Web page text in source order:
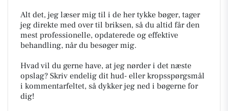
Alt det, jeg læser mig til i de her tykke bøger, tager
jeg direkte med over til briksen, så du altid får den
mest professionelle, opdaterede og effektive
behandling, når du besøger mig.
Hvad vil du gerne have, at jeg nørder i det næste
opslag? Skriv endelig dit hud- eller kropsspørgsmål
i kommentarfeltet, så dykker jeg ned i bøgerne for
dig!